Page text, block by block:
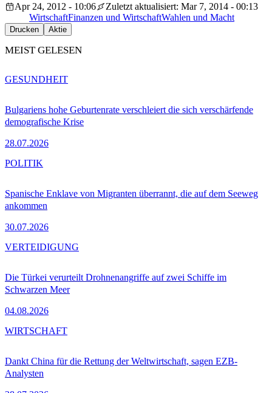
Apr 24, 2012 - 10:06
Zuletzt aktualisiert: Mar 7, 2014 - 00:13
WirtschaftFinanzen und WirtschaftWahlen und Macht
Drucken Aktie
MEIST GELESEN
Bulgariens hohe Geburtenrate verschleiert die sich verschärfende
demografische Krise
28.07.2026
GESUNDHEIT
Spanische Enklave von Migranten überrannt, die auf dem Seeweg
ankommen
30.07.2026
POLITIK
Die Türkei verurteilt Drohnenangriffe auf zwei Schiffe im
Schwarzen Meer
04.08.2026
VERTEIDIGUNG
Dankt China für die Rettung der Weltwirtschaft, sagen EZB-
Analysten
WIRTSCHAFT